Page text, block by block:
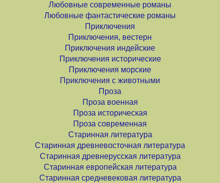
Любовные современные романы
Любовные фантастические романы
Приключения
Приключения, вестерн
Приключения индейские
Приключения исторические
Приключения морские
Приключения с животными
Проза
Проза военная
Проза историческая
Проза современная
Старинная литература
Старинная древневосточная литература
Старинная древнерусская литература
Старинная европейская литература
Старинная средневековая литература